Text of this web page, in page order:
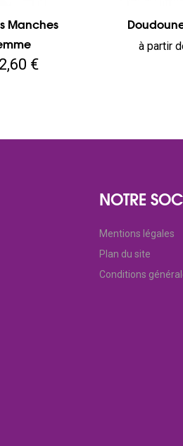
Manches
€
Prix
à partir
NOTRE
Mentions légales
Plan du site
Conditions